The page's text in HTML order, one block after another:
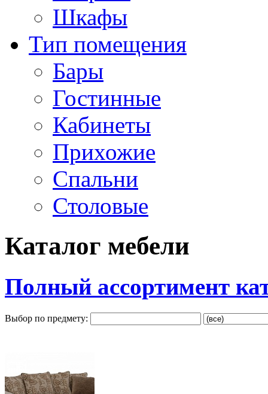
Шкафы
Тип помещения
Бары
Гостинные
Кабинеты
Прихожие
Спальни
Столовые
Каталог мебели
Полный ассортимент
Выбор по предмету: